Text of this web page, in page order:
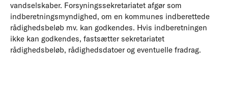
vandselskaber. Forsyningssekretariatet afgør som
indberetningsmyndighed, om en kommunes indberettede
rådighedsbeløb mv. kan godkendes. Hvis indberetningen
ikke kan godkendes, fastsætter sekretariatet
rådighedsbeløb, rådighedsdatoer og eventuelle fradrag.